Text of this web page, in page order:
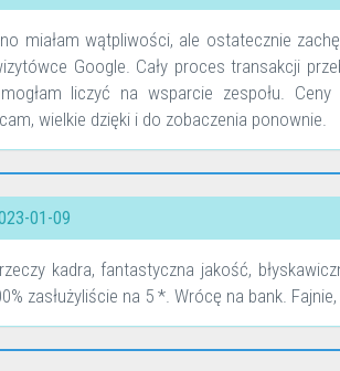
miałam wątpliwości, ale ostatecznie
Google. Cały proces transakcji
liczyć na wsparcie zespołu.
wielkie dzięki i do zobaczenia ponownie.
01-09
kadra, fantastyczna jakość,
zasłużyliście na 5 *. Wrócę na bank.